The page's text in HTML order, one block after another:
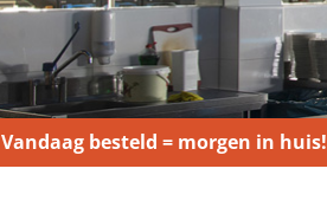
Vandaag besteld = morgen in huis!